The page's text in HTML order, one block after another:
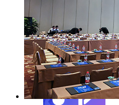
中望3D悟空